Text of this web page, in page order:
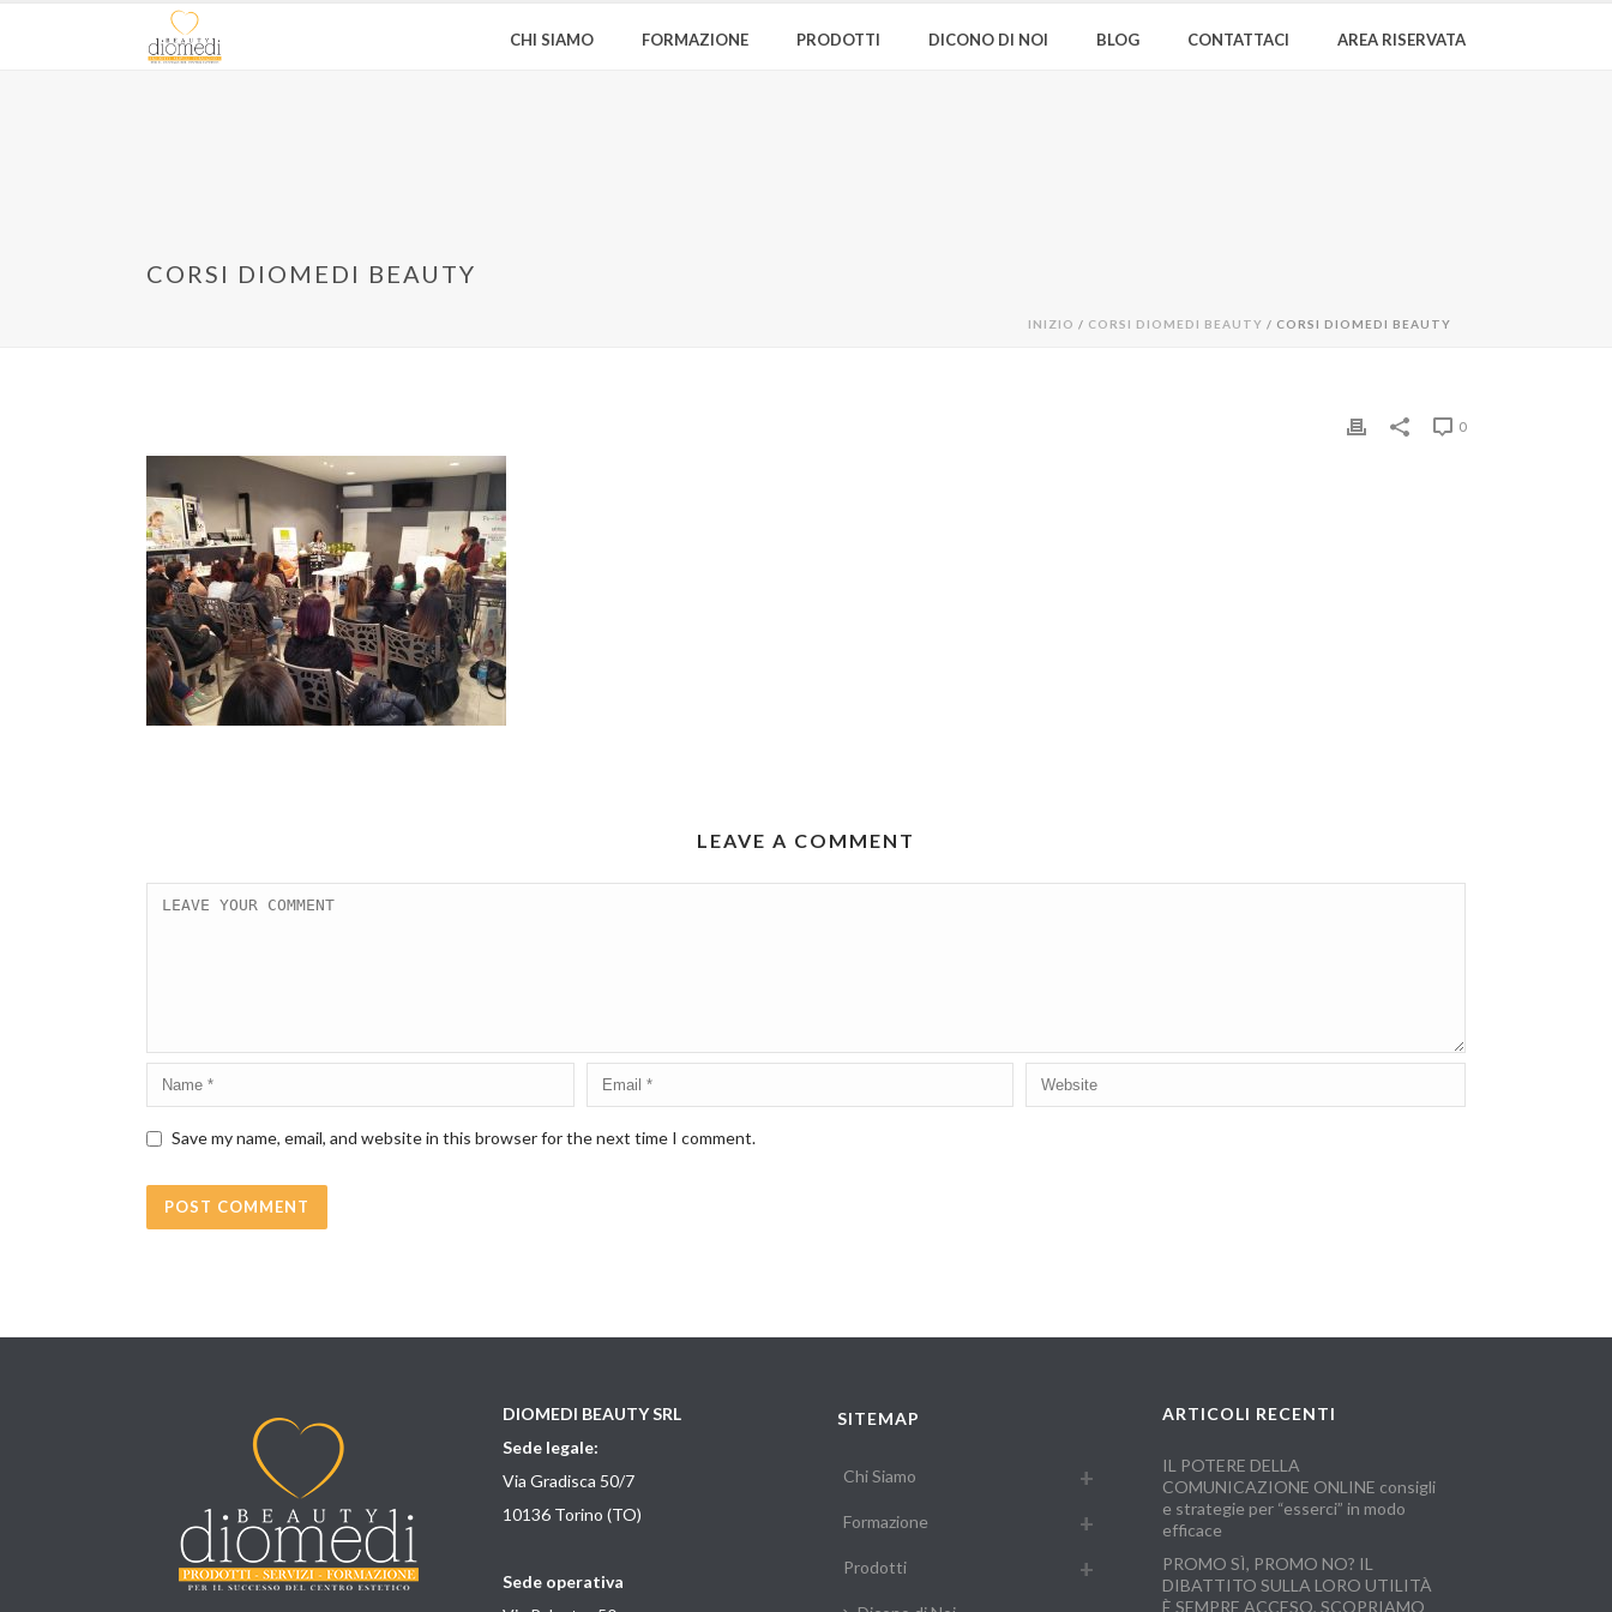
CHI SIAMO FORMAZIONE PRODOTTI DICONO DI NOI BLOG CONTATTACI AREA RISERVATA
CORSI DIOMEDI BEAUTY
INIZIO / CORSI DIOMEDI BEAUTY / CORSI DIOMEDI BEAUTY
0
LEAVE A COMMENT
Save my name, email, and website in this browser for the next time I comment.
DIOMEDI BEAUTY SRL
Sede legale:
Via Gradisca 50/7
10136 Torino (TO)
Sede operativa
SITEMAP
Chi Siamo
Formazione
Prodotti
ARTICOLI RECENTI
IL POTERE DELLA
COMUNICAZIONE ONLINE consigli
e strategie per “esserci” in modo
efficace
PROMO SÌ, PROMO NO? IL
DIBATTITO SULLA LORO UTILITÀ
È SEMPRE ACCESO, SCOPRIAMO